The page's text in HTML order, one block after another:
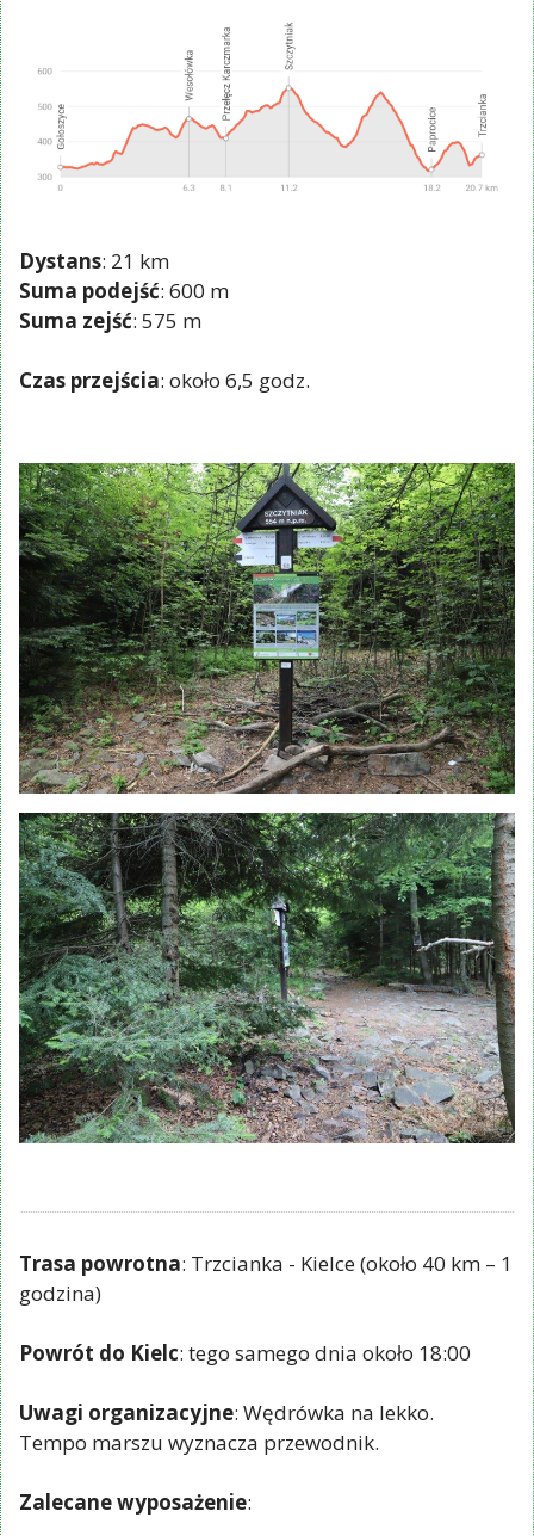
Dystans: 21 km
Suma podejść: 600 m
Suma zejść: 575 m
Czas przejścia: około 6,5 godz.
Trasa powrotna: Trzcianka - Kielce (około 40 km – 1
godzina)
Powrót do Kielc: tego samego dnia około 18:00
Uwagi organizacyjne: Wędrówka na lekko.
Tempo marszu wyznacza przewodnik.
Zalecane wyposażenie: